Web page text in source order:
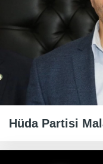
Hüda Partisi